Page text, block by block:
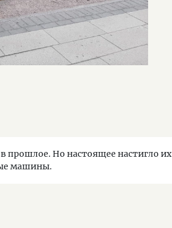
прошлое. Но настоящее настигло их
машины.